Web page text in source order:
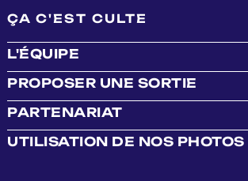
ÇA C'EST CULTE
L'ÉQUIPE
PROPOSER UNE SORTIE
PARTENARIAT
UTILISATION DE NOS PHOTOS